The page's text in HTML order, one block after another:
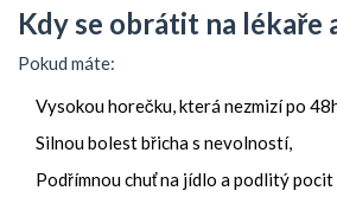
Kdy se obrátit na lékaře
Pokud máte:
Vysokou horečku, která nezmizí po
Silnou bolest břicha s nevolností,
Podřímnou chuť na jídlo a podlitý pocit